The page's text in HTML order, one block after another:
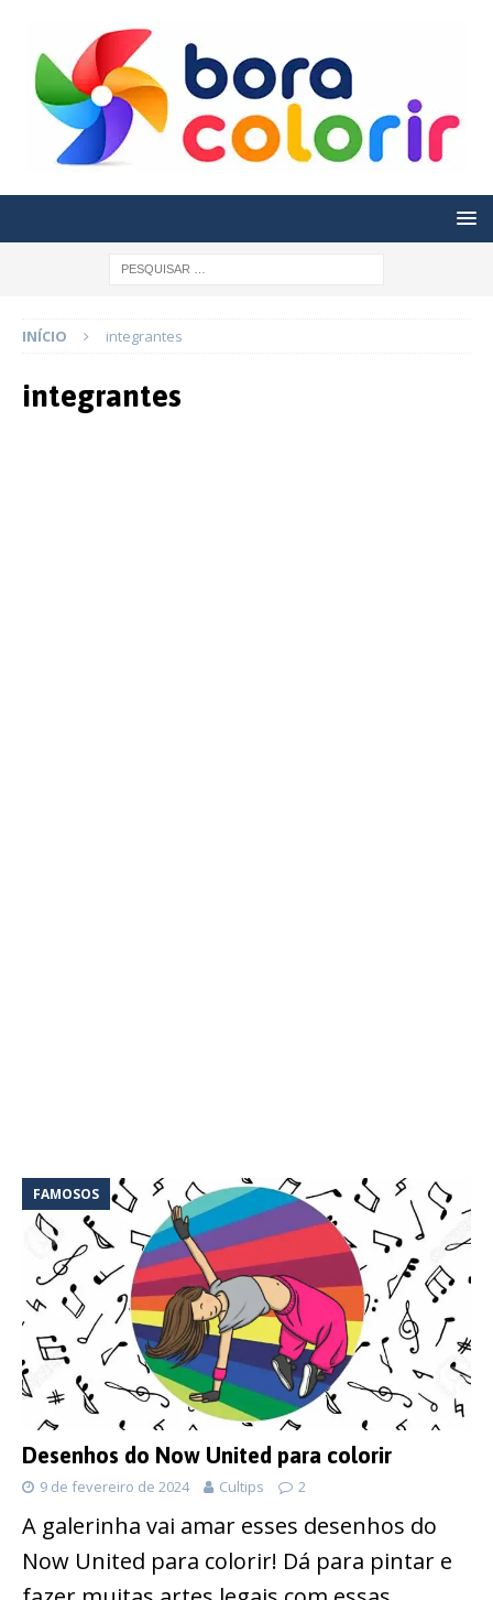
INÍCIO integrantes
integrantes
FAMOSOS
Desenhos do Now United para colorir
9 de fevereiro de 2024 Cultips 2
A galerinha vai amar esses desenhos do
Now United para colorir! Dá para pintar e